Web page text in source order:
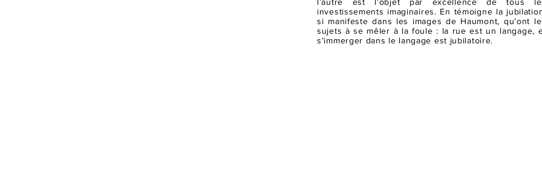
investissements imaginaires. En témoigne la
si manifeste dans les images de Haumont, qu’ont
sujets à se mêler à la foule : la rue est un langage,
s’immerger dans le langage est jubilatoire.